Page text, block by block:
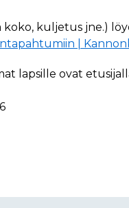
kuljetus jne.)
|
lapsille ovat